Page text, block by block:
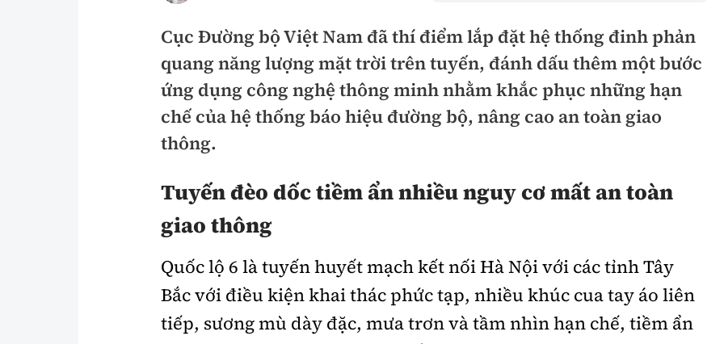
Hàng hải
Đường sắt đô thị
Nhà thầu
Thi viết về Ngành
An ninh hình sự
Giao thông 24h
ATGT địa phương
Văn hóa giao thông
Chung tay vì ATGT
xem thêm
Chất lượng sống Văn hóa - Giải Trí
Văn hóa
Thể thao
Bóng đá
Công nghệ
Công nghệ mới
Cục Đường bộ Việt Nam đã thí điểm lắp đặt hệ thống đinh phản
quang năng lượng mặt trời trên tuyến, đánh dấu thêm một bước
ứng dụng công nghệ thông minh nhằm khắc phục những hạn
chế của hệ thống báo hiệu đường bộ, nâng cao an toàn giao
thông.
Tuyến đèo dốc tiềm ẩn nhiều nguy cơ mất an toàn
giao thông
Quốc lộ 6 là tuyến huyết mạch kết nối Hà Nội với các tỉnh Tây
Bắc với điều kiện khai thác phức tạp, nhiều khúc cua tay áo liên
tiếp, sương mù dày đặc, mưa trơn và tầm nhìn hạn chế, tiềm ẩn